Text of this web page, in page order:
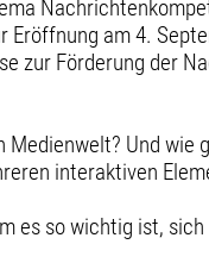
am 4.
zur Förderung der
Und wie
interaktiven
es so wichtig ist,